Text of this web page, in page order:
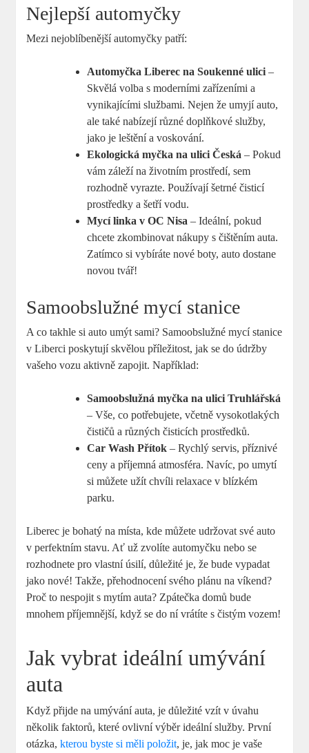
Nejlepší automyčky
Mezi nejoblíbenější automyčky patří:
Automyčka Liberec na Soukenné ulici –
Skvělá volba s moderními zařízeními a
vynikajícími službami. Nejen že umyjí auto,
ale také nabízejí různé doplňkové služby,
jako je leštění a voskování.
Ekologická myčka na ulici Česká – Pokud
vám záleží na životním prostředí, sem
rozhodně vyrazte. Používají šetrné čisticí
prostředky a šetří vodu.
Mycí linka v OC Nisa – Ideální, pokud
chcete zkombinovat nákupy s čištěním auta.
Zatímco si vybíráte nové boty, auto dostane
novou tvář!
Samoobslužné mycí stanice
A co takhle si auto umýt sami? Samoobslužné mycí stanice
v Liberci poskytují skvělou příležitost, jak se do údržby
vašeho vozu aktivně zapojit. Například:
Samoobslužná myčka na ulici Truhlářská
– Vše, co potřebujete, včetně vysokotlakých
čističů a různých čisticích prostředků.
Car Wash Přítok – Rychlý servis, příznivé
ceny a příjemná atmosféra. Navíc, po umytí
si můžete užít chvíli relaxace v blízkém
parku.
Liberec je bohatý na místa, kde můžete udržovat své auto
v perfektním stavu. Ať už zvolíte automyčku nebo se
rozhodnete pro vlastní úsilí, důležité je, že bude vypadat
jako nové! Takže, přehodnocení svého plánu na víkend?
Proč to nespojit s mytím auta? Zpátečka domů bude
mnohem příjemnější, když se do ní vrátíte s čistým vozem!
Jak vybrat ideální umývání
auta
Když přijde na umývání auta, je důležité vzít v úvahu
několik faktorů, které ovlivní výběr ideální služby. První
otázka,kterou byste si měli položit, je, jak moc je vaše